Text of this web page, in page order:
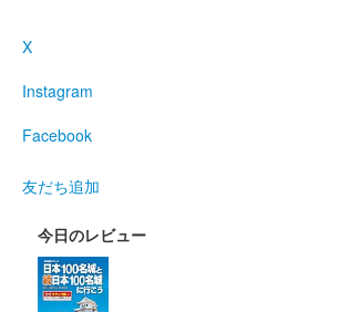
X
Instagram
Facebook
友だち追加
今日のレビュー